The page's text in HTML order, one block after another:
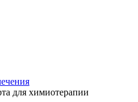
для химиотерапии